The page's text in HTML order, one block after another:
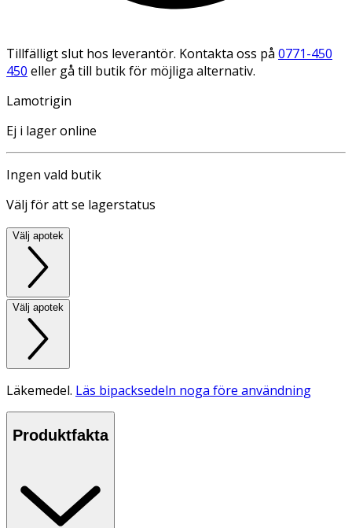
Tillfälligt slut hos leverantör. Kontakta oss på 0771-450
450 eller gå till butik för möjliga alternativ.
Lamotrigin
Ej i lager online
Ingen vald butik
Välj för att se lagerstatus
Välj apotek
Välj apotek
Läkemedel. Läs bipacksedeln noga före användning
Produktfakta